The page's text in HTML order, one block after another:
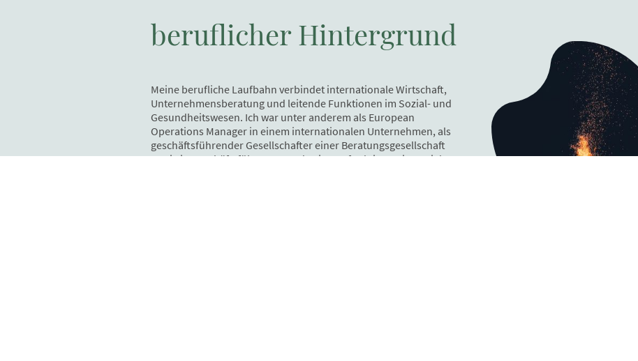
beruflicher Hintergrund
Meine berufliche Laufbahn verbindet internationale Wirtschaft,
Unternehmensberatung und leitende Funktionen im Sozial- und
Gesundheitswesen. Ich war unter anderem als European
Operations Manager in einem internationalen Unternehmen, als
geschäftsführender Gesellschafter einer Beratungsgesellschaft
sowie in Geschäftsführungs- und Leitungsfunktionen in Sozial-